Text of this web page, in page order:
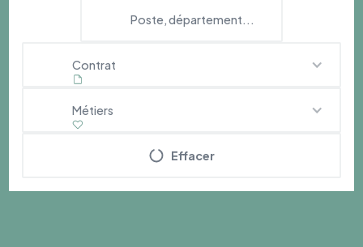
Contrat
Métiers
Effacer